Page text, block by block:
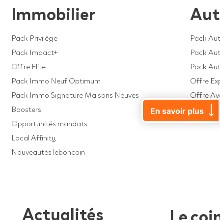
Immobilier
Pack Privilège
Pack Impact+
Offre Elite
Pack Immo Neuf Optimum
Pack Immo Signature Maisons Neuves
Boosters
Opportunités mandats
Local Affinity
Nouveautés leboncoin
Pack
Pack
Pack
Offre
Offre
Offre
Actualités
Le
En savoir plus